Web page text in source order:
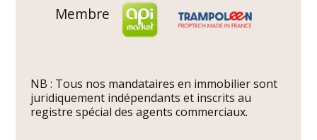
Membre
NB : Tous nos mandataires en immobilier sont
juridiquement indépendants et inscrits au
registre spécial des agents commerciaux.